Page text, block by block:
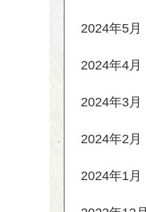
2024年5月
2024年4月
2024年3月
2024年2月
2024年1月